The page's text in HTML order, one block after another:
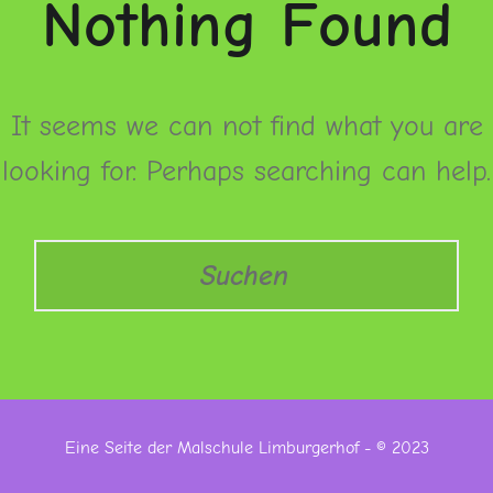
Nothing Found
It seems we can not find what you are
looking for. Perhaps searching can help.
Search
Eine Seite der Malschule Limburgerhof - © 2023